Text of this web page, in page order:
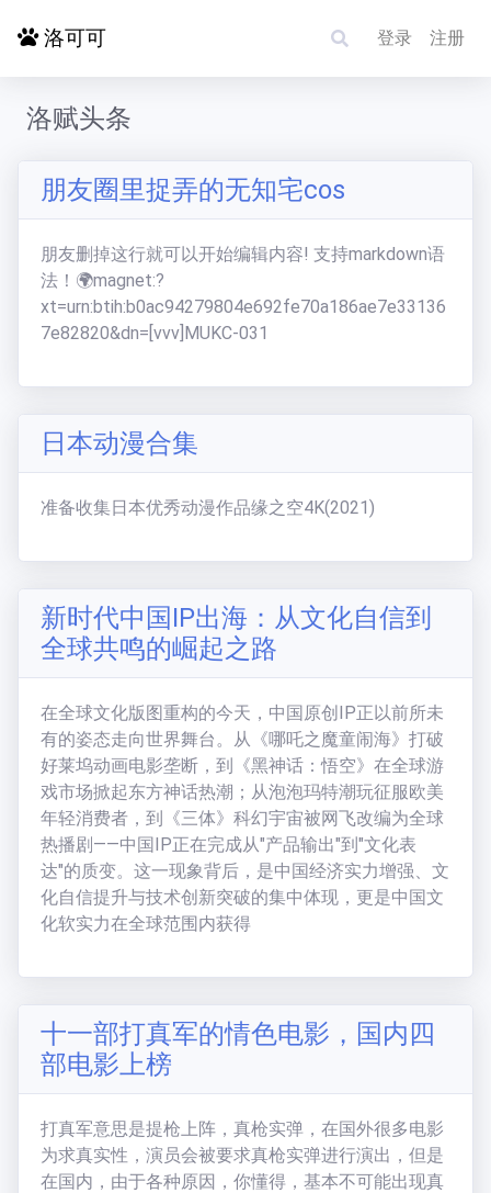
首页
探索更多
电影影单
洛赋头条
求片/反馈
免费在线电影
一周热门榜
一周热门:
用户天梯榜
用户天梯:
BT老司机 19005 分)
ikuni(7334分)
zhangjianjin23 (7305 分)
公告:
联系方式
洛可可 登录 注册
洛赋头条
朋友圈里捉弄的无知宅cos
朋友删掉这行就可以开始编辑内容! 支持markdown语
法！🌍️magnet:?
xt=urn:btih:b0ac94279804e692fe70a186ae7e33136
7e82820&dn=[vvv]MUKC-031
日本动漫合集
准备收集日本优秀动漫作品缘之空4K(2021)
新时代中国IP出海：从文化自信到
全球共鸣的崛起之路
在全球文化版图重构的今天，中国原创IP正以前所未
有的姿态走向世界舞台。从《哪吒之魔童闹海》打破
好莱坞动画电影垄断，到《黑神话：悟空》在全球游
戏市场掀起东方神话热潮；从泡泡玛特潮玩征服欧美
年轻消费者，到《三体》科幻宇宙被网飞改编为全球
热播剧——中国IP正在完成从"产品输出"到"文化表
达"的质变。这一现象背后，是中国经济实力增强、文
化自信提升与技术创新突破的集中体现，更是中国文
化软实力在全球范围内获得
十一部打真军的情色电影，国内四
部电影上榜
打真军意思是提枪上阵，真枪实弹，在国外很多电影
为求真实性，演员会被要求真枪实弹进行演出，但是
在国内，由于各种原因，你懂得，基本不可能出现真